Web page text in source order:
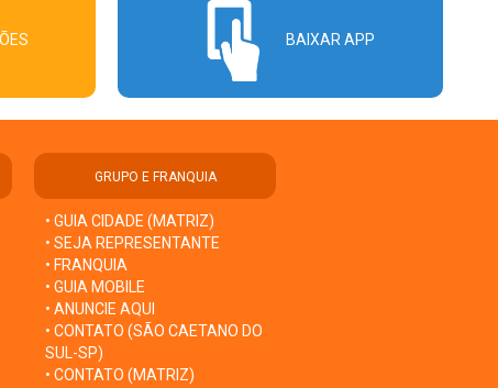
BAIXAR APP
GRUPO E FRANQUIA
• GUIA CIDADE (MATRIZ)
• SEJA REPRESENTANTE
• FRANQUIA
• GUIA MOBILE
• ANUNCIE AQUI
• CONTATO (SÃO CAETANO DO
SUL-SP)
• CONTATO (MATRIZ)